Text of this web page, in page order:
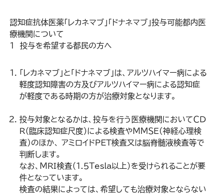
認知症抗体医薬「レカネマブ」「ドナネマブ」投与可能都内医
療機関について
1 投与を希望する都民の方へ
「レカネマブ」と「ドナネマブ」は、アルツハイマー病による
軽度認知障害の方及びアルツハイマー病による認知症
が軽度である時期の方が治療対象となります。
投与対象となるかは、投与を行う医療機関においてＣＤ
Ｒ（臨床認知症尺度）による検査やＭＭＳＥ（神経心理検
査）のほか、 アミロイドＰＥＴ検査又は脳脊髄液検査等で
判断します。
なお、ＭＲＩ検査（１.５Tesla以上）を受けられることが要
件となっています。
検査の結果によっては、希望しても治療対象とならない